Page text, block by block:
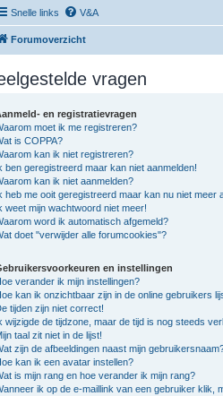
Snelle links V&A
Forumoverzicht
vragen
en registratievragen
moet ik me registreren?
is COPPA?
kan ik niet registreren?
ben geregistreerd maar kan niet aanmelden!
kan ik niet aanmelden?
heb me ooit geregistreerd maar kan nu niet meer
weet mijn wachtwoord niet meer!
word ik automatisch afgemeld?
doet "verwijder alle forumcookies"?
en instellingen
verander ik mijn instellingen?
kan ik onzichtbaar zijn in de online gebruikers
tijden zijn niet correct!
wijzigde de tijdzone, maar de tijd is nog steeds
taal zit niet in de lijst!
zijn de afbeeldingen naast mijn
kan ik een avatar instellen?
is mijn rang en hoe verander ik mijn rang?
ik op de e-maillink van een gebruiker klik,